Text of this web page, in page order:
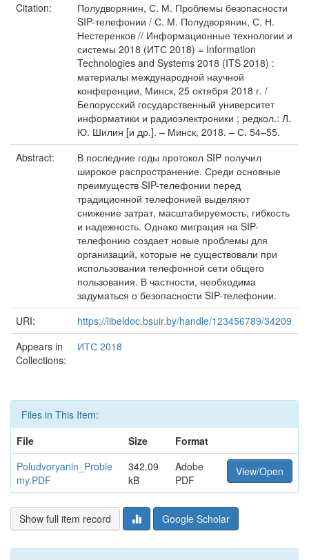
Citation:
Полудворянин, С. М. Проблемы безопасности
SIP-телефонии / С. М. Полудворянин, С. Н.
Нестеренков // Информационные технологии и
системы 2018 (ИТС 2018) = Information
Technologies and Systems 2018 (ITS 2018) :
материалы международной научной
конференции, Минск, 25 октября 2018 г. /
Белорусский государственный университет
информатики и радиоэлектроники ; редкол.: Л.
Ю. Шилин [и др.]. – Минск, 2018. – С. 54–55.
Abstract:
В последние годы протокол SIP получил
широкое распространение. Среди основные
преимуществ SIP-телефонии перед
традиционной телефонией выделяют
снижение затрат, масштабируемость, гибкость
и надежность. Однако миграция на SIP-
телефонию создает новые проблемы для
организаций, которые не существовали при
использовании телефонной сети общего
пользования. В частности, необходима
задуматься о безопасности SIP-телефонии.
URI:
https://libeldoc.bsuir.by/handle/123456789/34209
Appears in
Collections:
ИТС 2018
Files in This Item:
File
Size
Format
Poludvoryanin_Proble
my.PDF
342.09
kB
Adobe
PDF
View/Open
Show full item record Google Scholar